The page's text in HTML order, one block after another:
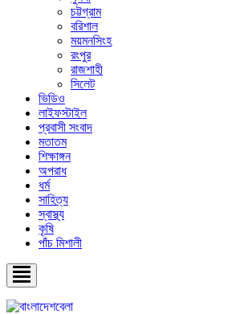
চট্টগ্রাম
বরিশাল
ময়মনসিংহ
রংপুর
রাজশাহী
সিলেট
ভিডিও
লাইফস্টাইল
প্রবাসী সংবাদ
মতাতম
শিক্ষাঙ্গন
অপরাধ
ধর্ম
সাহিত্য
স্বাস্থ্য
কৃষি
পাঁচ মিশালী